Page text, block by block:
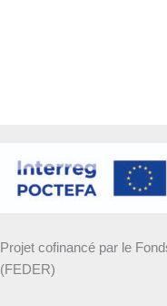
Projet cofinancé par le
(FEDER)